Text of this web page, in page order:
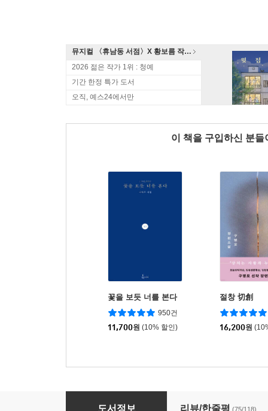
뮤지컬 〈휴남동 서점〉X 황보름 작가 북토크
2026 젊은 작가 1위 : 청예
기간 한정 특가 도서
오직, 예스24에서만
이 책을 구입하신 분
꽃을 보듯 너를 본다
950건
11,700원 (10% 할인)
절창 切創
16,200원
풀꽃도 꽃이다 2
도서정보 리뷰/한줄평 (75/118)